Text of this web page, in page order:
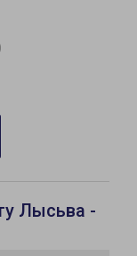
Лысьва -